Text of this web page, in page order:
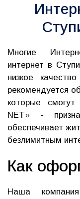
Многие
интернет в
низкое
рекомендуется
которые смогут
NET» -
обеспечивает
безлимитным
Как
Наша